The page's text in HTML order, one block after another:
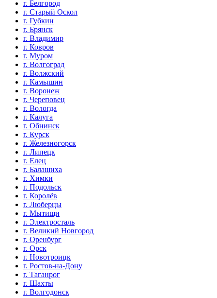
г. Белгород
г. Старый Оскол
г. Губкин
г. Брянск
г. Владимир
г. Ковров
г. Муром
г. Волгоград
г. Волжский
г. Камышин
г. Воронеж
г. Череповец
г. Вологда
г. Калуга
г. Обнинск
г. Курск
г. Железногорск
г. Липецк
г. Елец
г. Балашиха
г. Химки
г. Подольск
г. Королёв
г. Люберцы
г. Мытищи
г. Электросталь
г. Великий Новгород
г. Оренбург
г. Орск
г. Новотроицк
г. Ростов-на-Дону
г. Таганрог
г. Шахты
г. Волгодонск